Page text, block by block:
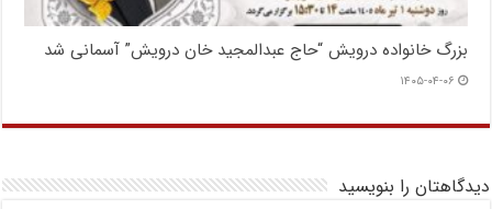
بزرگ خانواده درویش “حاج عبدالمجید خان درویش” آسمانی شد
۱۴۰۵-۰۴-۰۶
دیدگاهتان را بنویسید